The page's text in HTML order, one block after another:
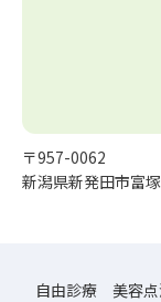
〒957-0062
新潟県新発田市富
自由診療 美容点